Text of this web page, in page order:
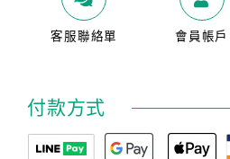
客服聯絡單 會員帳戶
付款方式